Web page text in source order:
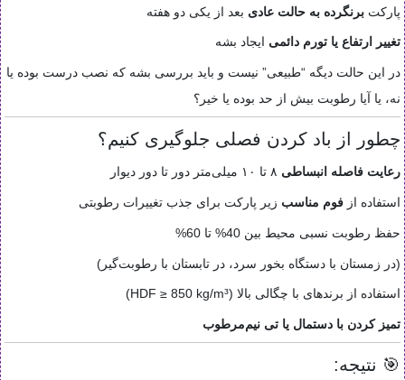
پارکت برنگرده به حالت عادی بعد از یکی دو هفته
تغییر ارتفاع یا تورم دائمی ایجاد بشه
در این حالت دیگه “طبیعی” نیست و باید بررسی بشه که نصب درست بوده یا
نه، یا آیا رطوبت بیش از حد بوده یا خیر؟
چطور از باد کردن فصلی جلوگیری کنیم؟
رعایت فاصله انبساطی
استفاده از فوم مناسب زیر پارکت برای جذب تغییرات رطوبتی
حفظ رطوبت نسبی محیط بین 40% تا 60%
(در زمستان با دستگاه بخور سرد، در تابستان با رطوبت‌گیر)
استفاده از برندهای با چگالی بالا (HDF ≥ 850 kg/m³)
تمیز کردن با دستمال یا تی نیم‌مرطوب
🎯 نتیجه: